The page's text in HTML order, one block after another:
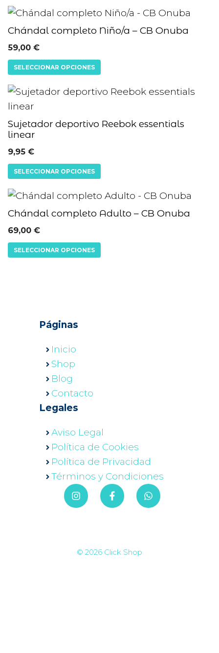
elegir
en
la
página
de
producto
Chándal completo Niño/a – CB Onuba
59,00 €
SELECCIONAR OPCIONES
Este
producto
tiene
variantes.
Las
opciones
pueden
en
la
página
producto
Sujetador deportivo Reebok essentials
linear
9,95 €
SELECCIONAR OPCIONES
Este
producto
tiene
múltiples
variantes.
Las
opciones
se
pueden
en
la
Chándal completo Adulto – CB Onuba
69,00 €
SELECCIONAR OPCIONES
Este
producto
tiene
variantes.
Páginas
Inicio
Shop
Blog
Contacto
Legales
Aviso Legal
Política de Cookies
Política de Privacidad
Términos y Condiciones
© 2026 Click Shop